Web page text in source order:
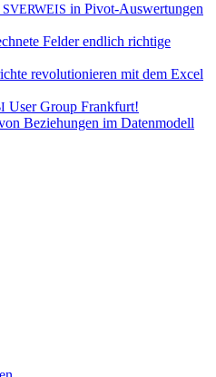
SVERWEIS in Pivot-Auswertungen
Felder endlich richtige
revolutionieren mit dem Excel
User Group Frankfurt!
Beziehungen im Datenmodell